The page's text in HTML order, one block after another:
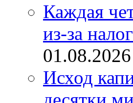
Каждая
из-за
Исход